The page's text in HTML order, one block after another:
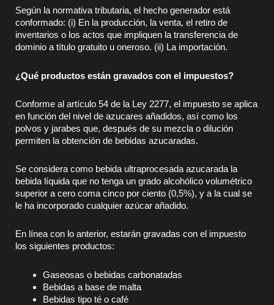
Según la normativa tributaria, el hecho generador está
conformado: (i) En la producción, la venta, el retiro de
inventarios o los actos que impliquen la transferencia de
dominio a título gratuito u oneroso. (ii) La importación.
¿Qué productos están gravados con el impuestos?
Conforme al artículo 54 de la Ley 2277, el impuesto se aplica
en función del nivel de azucares añadidos, así como los
polvos y jarabes que, después de su mezcla o dilución
permiten la obtención de bebidas azucaradas.
Se considera como bebida ultraprocesada azucarada la
bebida líquida que no tenga un grado alcohólico volumétrico
superior a cero coma cinco por ciento (0,5%), y a la cual se
le ha incorporado cualquier azúcar añadido.
En línea con lo anterior, estarán gravadas con el impuesto
los siguientes productos:
Gaseosas o bebidas carbonatadas
Bebidas a base de malta
Bebidas tipo té o café